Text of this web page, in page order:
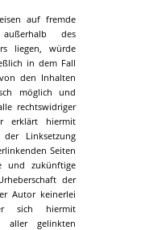
auf fremde
des
liegen, würde
in dem Fall
den Inhalten
möglich und
rechtswidriger
erklärt hiermit
Linksetzung
Seiten
und zukünftige
der
Autor keinerlei
sich hiermit
aller gelinkten